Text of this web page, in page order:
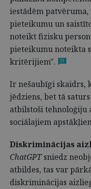
iestādēm
pieteikumu un
noteikt fizisku
pieteikumu noteikta
kritērijiem".
23
Ir nešaubīgi skaidrs,
jēdziens, bet tā
atbilstoši
sociālajiem
Diskriminācijas
ChatGPTsniedz
atbildes, tas var
diskriminācijas